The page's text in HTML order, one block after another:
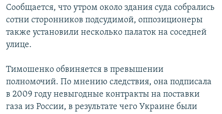
Сообщается, что утром около здания суда собрались
сотни сторонников подсудимой, оппозиционеры
также установили несколько палаток на соседней
улице.
Тимошенко обвиняется в превышении
полномочий. По мнению следствия, она подписала
в 2009 году невыгодные контракты на поставки
газа из России, в результате чего Украине были